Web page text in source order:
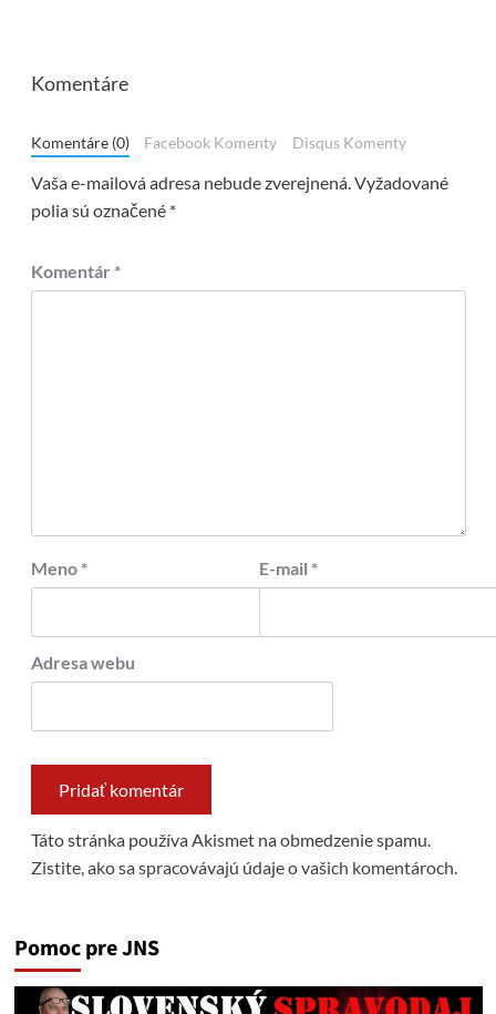
Komentáre
Komentáre (0) Facebook Komenty Disqus Komenty
Vaša e-mailová adresa nebude zverejnená.Vyžadované
polia sú označené *
Komentár *
Meno * E-mail *
Adresa webu
Táto stránka používa Akismet na obmedzenie spamu.
Zistite, ako sa spracovávajú údaje o vašich komentároch.
Pomoc pre JNS